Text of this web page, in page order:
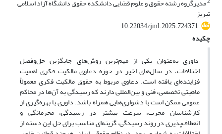
مدیرگروه رشته حقوق و علوم قضایی دانشکده حقوق دانشگاه آزاد اسلامی
تبریز
10.22034/jml.2025.724371
چکیده
داوری به‌عنوان یکی از مهم‌ترین روش‌های جایگزین حل‌وفصل
اختلافات، در سال‌های اخیر در حوزه دعاوی مالکیت فکری اهمیت
فزاینده‌ای یافته است. دعاوی مربوط به حقوق مالکیت فکری معمولاً
ماهیتی تخصصی، فنی و بین‌المللی دارند که رسیدگی به آن‌ها در محاکم
عمومی ممکن است با دشواری‌هایی همراه باشد. داوری با بهره‌گیری از
کارشناسان مجرب، سرعت بیشتر در رسیدگی، محرمانگی و
انعطاف‌پذیری در روند رسیدگی، گزینه‌ای مناسب برای حل این دسته از